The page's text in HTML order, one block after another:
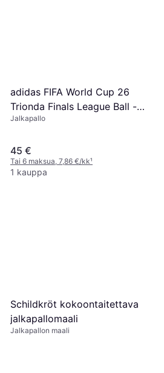
adidas FIFA World Cup 26
Trionda Finals League Ball -
White/Black/Gold Metallic
Jalkapallo
45 €
Tai 6 maksua, 7,86 €/kk¹
1 kauppa
Schildkröt kokoontaitettava
jalkapallomaali
Jalkapallon maali